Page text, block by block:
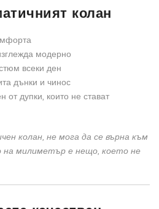
колан
модерно
всеки ден
дънки и чинос
от дупки, които не стават
колан, не мога да се върна към
на милиметър е нещо, което не